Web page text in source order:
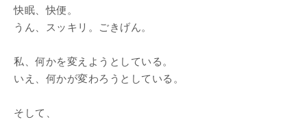
快眠、快便。
うん、スッキリ。ごきげん。
私、何かを変えようとしている。
いえ、何かが変わろうとしている。
そして、